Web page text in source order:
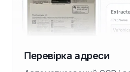
Перевірка адреси